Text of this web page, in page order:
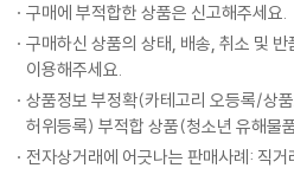
뽀빠이롤
소고기가 살아 있네
6. Chef 김풍
갸루상 케이크
자투리타타
방송 조리 과정을 캡처 컷으로 담아 더욱
이 책의 요리 과정 컷은 새로이 촬영한
로 꼼꼼하게 캡처 및 수록, 순식간에 흘
잡아 둔 듯 한 느낌을 얻을 수 있다. 또한
한 컷 등을 골라 담아 캡처 컷만 보고도
수 있도록 구성했다. 다시 말해 이 과정
구매에 부적합한 상품은 신고해주세요.
구매하신 상품의 상태, 배송, 취소 및
이용해주세요.
상품정보 부정확(카테고리 오등록/상
허위등록) 부적합 상품(청소년 유해물
전자상거래에 어긋나는 판매사례: 직거